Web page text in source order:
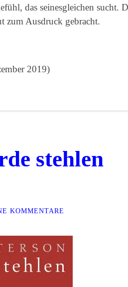
das seinesgleichen sucht.
zum Ausdruck gebracht.
2019)
stehlen
KOMMENTARE